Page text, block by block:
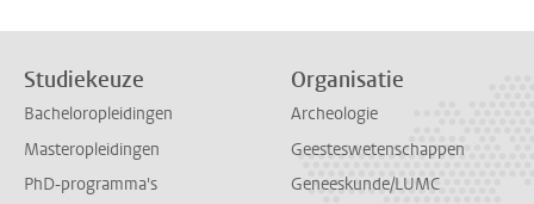
Studiekeuze
Bacheloropleidingen
Masteropleidingen
PhD-programma's
Organisatie
Archeologie
Geesteswetenschappen
Geneeskunde/LUMC